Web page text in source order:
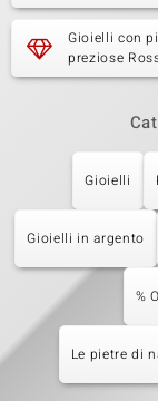
Gioielli con
preziose
Gioielli
Gioielli in argento
%
Le pietre di